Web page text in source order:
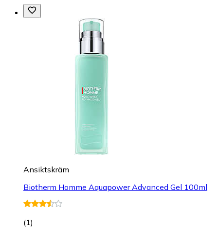
Ansiktskräm
Biotherm Homme Aquapower Advanced Gel 100ml
(1)